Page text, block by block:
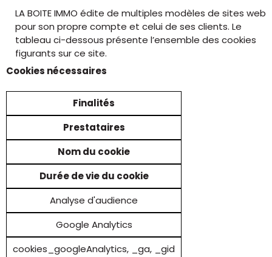
LA BOITE IMMO édite de multiples modèles de sites web
pour son propre compte et celui de ses clients. Le
tableau ci-dessous présente l’ensemble des cookies
figurants sur ce site.
Cookies nécessaires
Finalités
Prestataires
Nom du cookie
Durée de vie du cookie
Analyse d'audience
Google Analytics
cookies_googleAnalytics, _ga, _gid